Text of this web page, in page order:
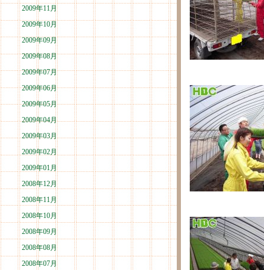
2009年11月
2009年10月
2009年09月
2009年08月
2009年07月
2009年06月
2009年05月
2009年04月
2009年03月
2009年02月
2009年01月
2008年12月
2008年11月
2008年10月
2008年09月
2008年08月
2008年07月